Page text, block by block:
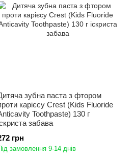
зубна паста з фтором
карієсу Crest (Kids Fluoride
Toothpaste) 130 г
забава
грн
замовлення 9-14 днів